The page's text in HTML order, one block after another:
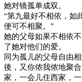
她对镜孤单成双。
“第九最好不相依，如
便可不相聚。”
她的父母如果不相依
了她对他们的爱。
同为孤儿的父母自由
後，又你侬我侬地聚
家，一会儿住西家，